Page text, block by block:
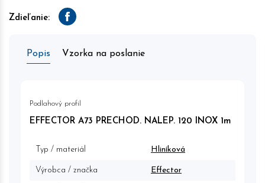
Zdieľanie: Facebook
Popis Vzorka na poslanie
Podlahový profil
EFFECTOR A73 PRECHOD. NALEP. 120 INOX 1m
Typ / materiál Hliníková
Výrobca / značka Effector